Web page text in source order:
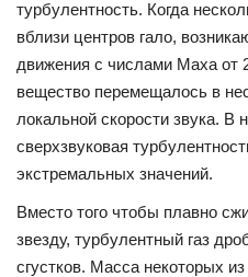
ГОРОДСКИЕ НОВОСТИ
РОССИЙСКИЕ КАНАЛЫ
ПРОФЕССИОНАЛИТЕТ
Колледж - FM
ОБРАЗОВАНИЕ
турбулентность. Когда
вблизи центров гало,
движения с числами Маха от
вещество перемещалось в
локальной скорости звука. В
сверхзвуковая
экстремальных значений.
Вместо того чтобы плавно
звезду, турбулентный газ
сгустков. Масса некоторых